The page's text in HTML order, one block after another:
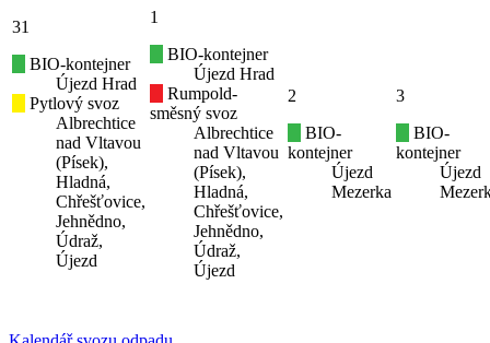
31
BIO-kontejner
Újezd Hrad
Pytlový svoz
Albrechtice
nad Vltavou
(Písek),
Hladná,
Chřešťovice,
Jehnědno,
Údraž,
Újezd
1
BIO-kontejner
Újezd Hrad
Rumpold-
směsný svoz
Albrechtice
nad Vltavou
(Písek),
Hladná,
Chřešťovice,
Jehnědno,
Údraž,
Újezd
2
BIO-
kontejner
Újezd
Mezerka
3
BIO-
kontejner
Újezd